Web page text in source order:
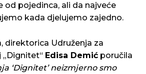
od pojedinca, ali da najveće
kada djelujemo zajedno.
direktorica Udruženja za
„Dignitet“ Edisa Demić poručila
‘Dignitet’ neizmjerno smo